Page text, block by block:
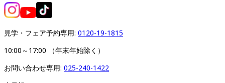
見学・フェア予約専用: 0120-19-1815
10:00～17:00 （年末年始除く）
お問い合わせ専用: 025-240-1422